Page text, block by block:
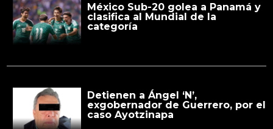
México Sub-20 golea a Panamá y
clasifica al Mundial de la
categoría
Detienen a Ángel ‘N’,
exgobernador de Guerrero, por el
caso Ayotzinapa